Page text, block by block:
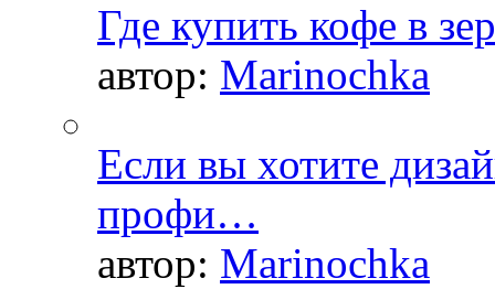
Где купить кофе в
автор: Marinochka
Если вы хотите
профи…
автор: Marinochka